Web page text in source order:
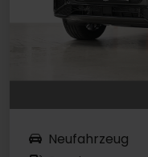
Neufahrzeug